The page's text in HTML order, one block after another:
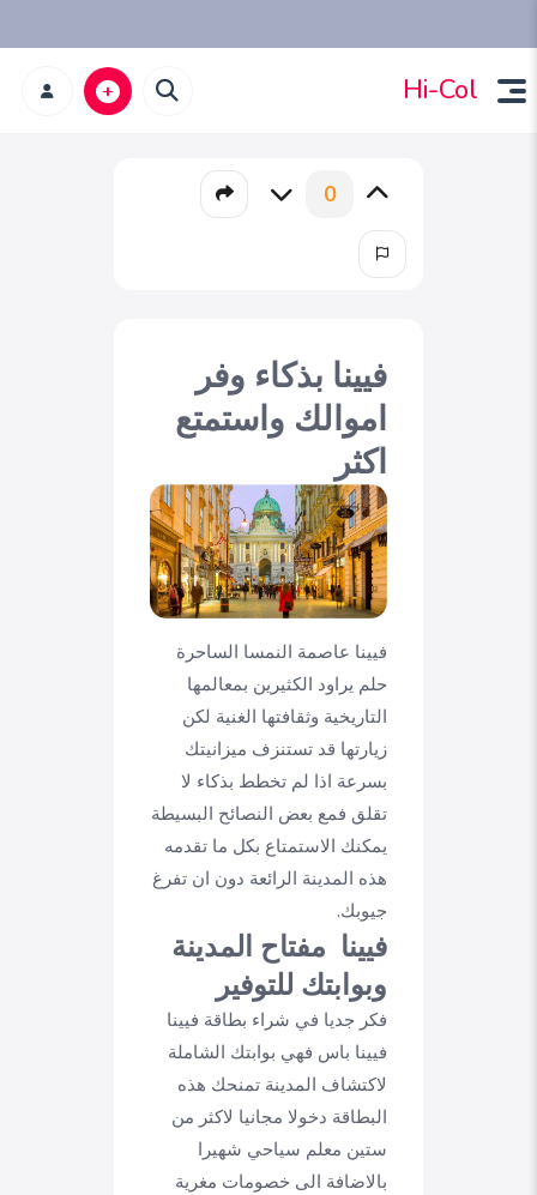
Hi-Col
0
فيينا بذكاء وفر
اموالك واستمتع
اكثر
فيينا عاصمة النمسا الساحرة
حلم يراود الكثيرين بمعالمها
التاريخية وثقافتها الغنية لكن
زيارتها قد تستنزف ميزانيتك
بسرعة اذا لم تخطط بذكاء لا
تقلق فمع بعض النصائح البسيطة
يمكنك الاستمتاع بكل ما تقدمه
هذه المدينة الرائعة دون ان تفرغ
جيوبك.
فيينا مفتاح المدينة
وبوابتك للتوفير
فكر جديا في شراء بطاقة فيينا
فيينا باس فهي بوابتك الشاملة
لاكتشاف المدينة تمنحك هذه
البطاقة دخولا مجانيا لاكثر من
ستين معلم سياحي شهيرا
بالاضافة الى خصومات مغرية